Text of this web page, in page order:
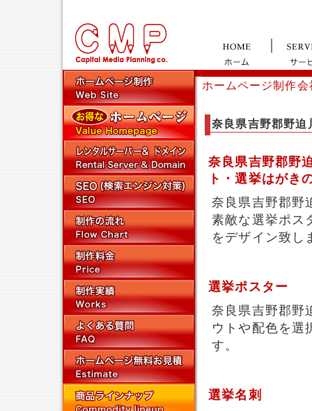
ホームページ制作
奈良県吉野郡野迫
奈良県吉野郡野
ト・選挙はがき
奈良県吉野郡野
素敵な選挙ポス
をデザイン致し
選挙ポスター
奈良県吉野郡野
ウトや配色を選
す。
選挙名刺